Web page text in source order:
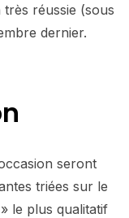
très réussie (sous
dernier.
seront
triées sur le
le plus qualitatif